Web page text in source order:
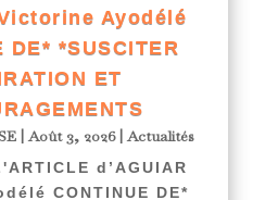
Ayodélé
DE* *SUSCITER
ET
|Août 3, 2026|Actualités
d’AGUIAR
CONTINUE DE*